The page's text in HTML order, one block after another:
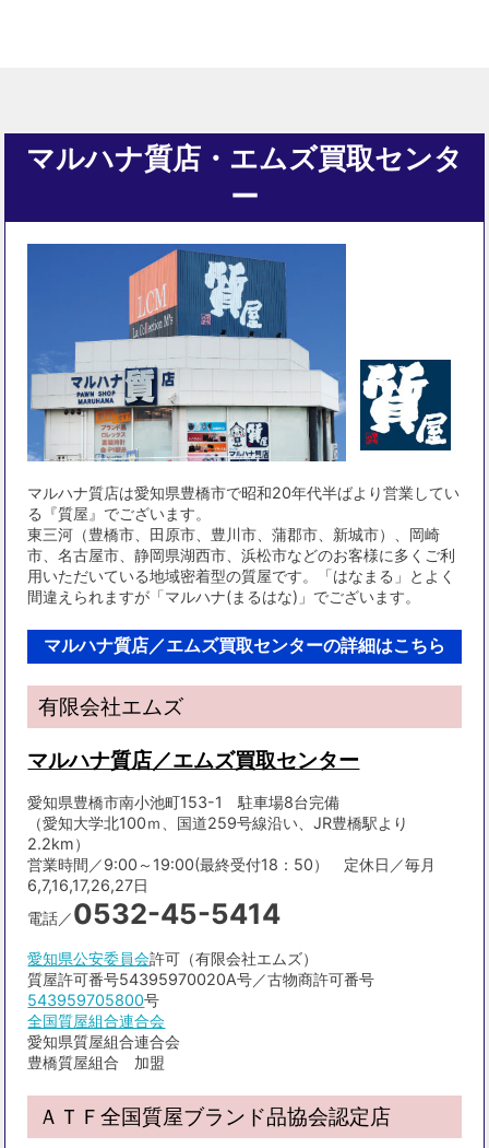
マルハナ質店・エムズ買取センタ
ー
マルハナ質店は愛知県豊橋市で昭和20年代半ばより営業してい
る『質屋』でございます。
東三河（豊橋市、田原市、豊川市、蒲郡市、新城市）、岡崎
市、名古屋市、静岡県湖西市、浜松市などのお客様に多くご利
用いただいている地域密着型の質屋です。「はなまる」とよく
間違えられますが「マルハナ(まるはな)」でございます。
マルハナ質店／エムズ買取センターの詳細はこちら
有限会社エムズ
マルハナ質店／エムズ買取センター
愛知県豊橋市南小池町153-1 駐車場8台完備
（愛知大学北100ｍ、国道259号線沿い、JR豊橋駅より
2.2km）
営業時間／9:00～19:00(最終受付18：50） 定休日／毎月
6,7,16,17,26,27日
電話／0532-45-5414
愛知県公安委員会許可（有限会社エムズ）
質屋許可番号54395970020A号／古物商許可番号
543959705800号
全国質屋組合連合会
愛知県質屋組合連合会
豊橋質屋組合 加盟
ＡＴＦ全国質屋ブランド品協会認定店